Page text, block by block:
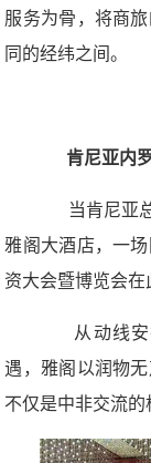
服务为骨，将商
同的经纬之间。
肯尼亚内
当肯尼亚
雅阁大酒店，一
资大会暨博览会在
从动线
遇，雅阁以润物
不仅是中非交流的